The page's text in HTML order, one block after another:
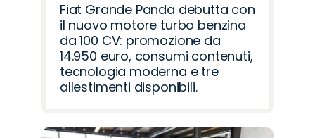
Fiat Grande Panda debutta con
il nuovo motore turbo benzina
da 100 CV: promozione da
14.950 euro, consumi contenuti,
tecnologia moderna e tre
allestimenti disponibili.